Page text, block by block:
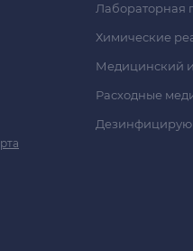
Лабораторная
Химические
Медицинский
Расходные